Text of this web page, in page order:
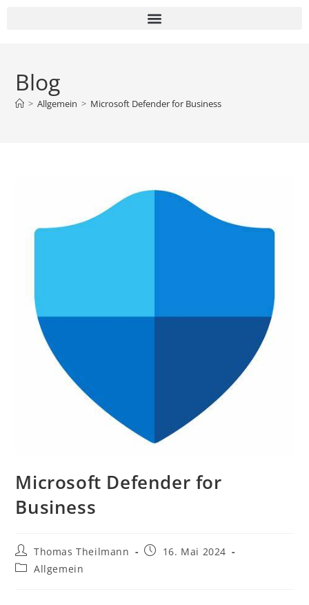
Blog
> Allgemein > Microsoft Defender for Business
Microsoft Defender for
Business
Thomas Theilmann
16. Mai 2024
Allgemein